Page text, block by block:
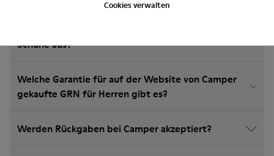
Cookies verwalten
Schuhe aus?
Welche Garantie für auf der Website von Camper
gekaufte GRN für Herren gibt es?
Werden Rückgaben bei Camper akzeptiert?